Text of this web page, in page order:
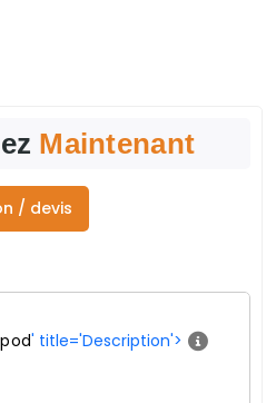
Maintenant
/ devis
' title='Description'>